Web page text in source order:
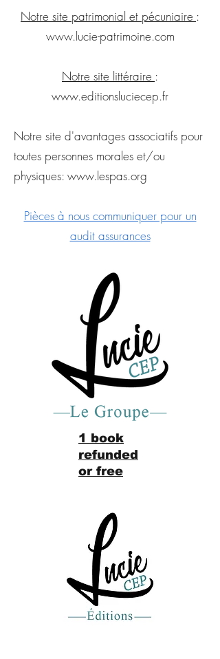
Notre site patrimonial et pécuniaire :
www.lucie-patrimoine.com
Notre site littéraire :
www.editionsluciecep.fr
Notre site d'avantages associatifs pour
toutes personnes morales et/ou
physiques: www.lespas.org
Pièces à nous communiquer pour un
audit assurances
1 book
refunded
or free